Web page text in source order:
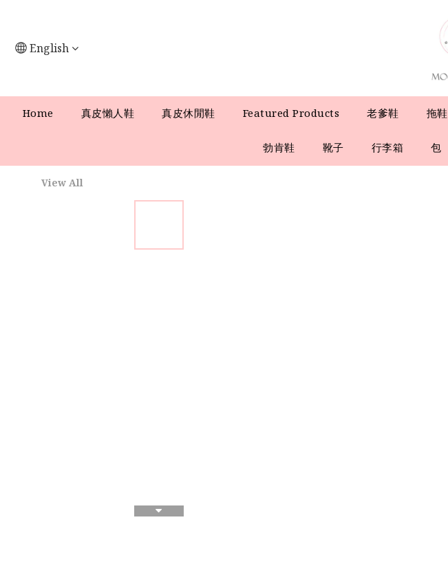
English
Home 真皮懶人鞋 真皮休閒鞋 Featured Products 老爹鞋 拖鞋
勃肯鞋 靴子 行李箱 包
View All